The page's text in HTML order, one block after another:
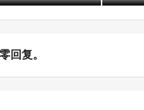
回复。